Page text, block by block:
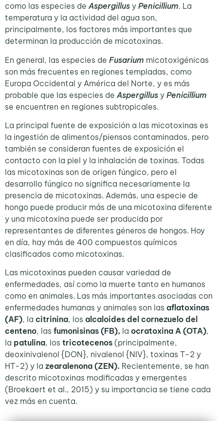
como las especies deAspergillus y Penicillium. La
temperatura y la actividad del agua son,
principalmente, los factores más importantes que
determinan la producción de micotoxinas.
En general, las especies de Fusarium micotoxigénicas
son más frecuentes en regiones templadas, como
Europa Occidental y América del Norte, y es más
probable que las especies de Aspergillus y Penicillium
se encuentren en regiones subtropicales.
La principal fuente de exposición a las micotoxinas es
la ingestión de alimentos/piensos contaminados, pero
también se consideran fuentes de exposición el
contacto con la piel y la inhalación de toxinas. Todas
las micotoxinas son de origen fúngico, pero el
desarrollo fúngico no significa necesariamente la
presencia de micotoxinas. Además, una especie de
hongo puede producir más de una micotoxina diferente
y una micotoxina puede ser producida por
representantes de diferentes géneros de hongos. Hoy
en día, hay más de 400 compuestos químicos
clasificados como micotoxinas.
Las micotoxinas pueden causar variedad de
enfermedades, así como la muerte tanto en humanos
como en animales. Las más importantes asociadas con
enfermedades humanas y animales son las aflatoxinas
(AF), la citrinina, los alcaloides del cornezuelo del
centeno, las fumonisinas (FB), la ocratoxina A (OTA),
la patulina, los tricotecenos (principalmente,
deoxinivalenol {DON}, nivalenol {NIV}, toxinas T-2 y
HT-2) y la zearalenona (ZEN). Recientemente, se han
descrito micotoxinas modificadas y emergentes
(Broekaert et al., 2015) y su importancia se tiene cada
vez más en cuenta.